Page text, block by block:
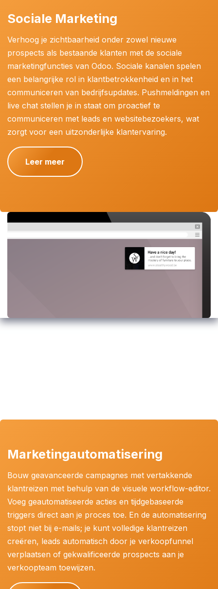
Sociale Marketing
Verhoog je zichtbaarheid onder zowel nieuwe
prospects als bestaande klanten met de sociale
marketingfuncties van Odoo. Sociale kanalen spelen
een belangrijke rol in klantbetrokkenheid en in het
communiceren van bedrijfsupdates. Pushmeldingen en
live chat stellen je in staat om proactief te
communiceren met leads en websitebezoekers, wat
zorgt voor een uitzonderlijke klantervaring.
Leer meer
Marketingautomatisering
Bouw geavanceerde campagnes met vertakkende
klantreizen met behulp van de visuele workflow-editor.
Voeg geautomatiseerde acties en tijdgebaseerde
triggers direct aan je proces toe. En de automatisering
stopt niet bij e-mails; je kunt volledige klantreizen
creëren, leads automatisch door je verkoopfunnel
verplaatsen of gekwalificeerde prospects aan je
verkoopteam toewijzen.